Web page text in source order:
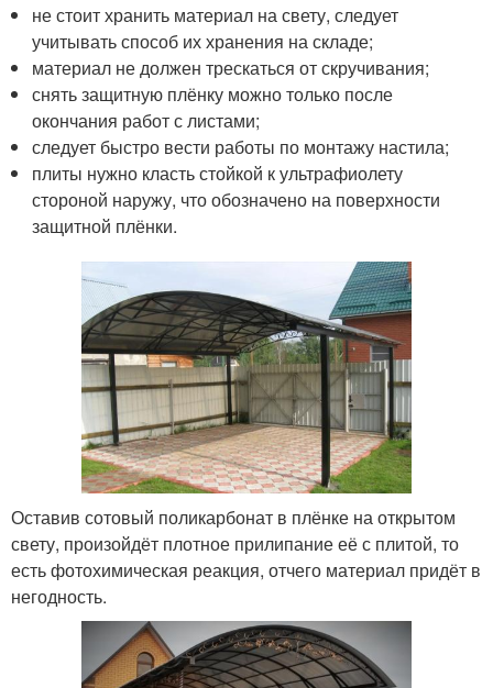
не стоит хранить материал на свету, следует
учитывать способ их хранения на складе;
материал не должен трескаться от скручивания;
снять защитную плёнку можно только после
окончания работ с листами;
следует быстро вести работы по монтажу настила;
плиты нужно класть стойкой к ультрафиолету
стороной наружу, что обозначено на поверхности
защитной плёнки.
Оставив сотовый поликарбонат в плёнке на открытом
свету, произойдёт плотное прилипание её с плитой, то
есть фотохимическая реакция, отчего материал придёт в
негодность.